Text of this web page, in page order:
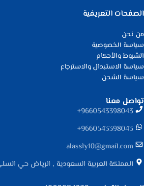
الصفحات التعريفية
من نحن
سياسة الخصوصية
الشروط والأحكام
سياسة الاستبدال والاسترجاع
سياسة الشحن
تواصل معنا
9660543398043⁩+
9660543398043⁩+
alassly10@gmail.com
المملكة العربية السعودية , الرياض حي